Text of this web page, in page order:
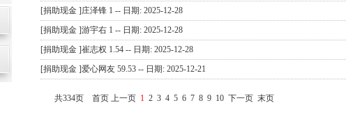
[捐助现金 ]庄泽锋 1 -- 日期: 2025-12-28
[捐助现金 ]游宇右 1 -- 日期: 2025-12-28
[捐助现金 ]崔志权 1.54 -- 日期: 2025-12-28
[捐助现金 ]爱心网友 59.53 -- 日期: 2025-12-21
共334页 首页 上一页 1 2 3 4 5 6 7 8 9 10 下一页 末页